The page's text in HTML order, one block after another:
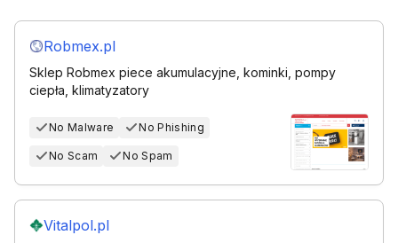
Robmex.pl
Sklep Robmex piece akumulacyjne, kominki, pompy
ciepła, klimatyzatory
No Malware No Phishing
No Scam No Spam
Vitalpol.pl